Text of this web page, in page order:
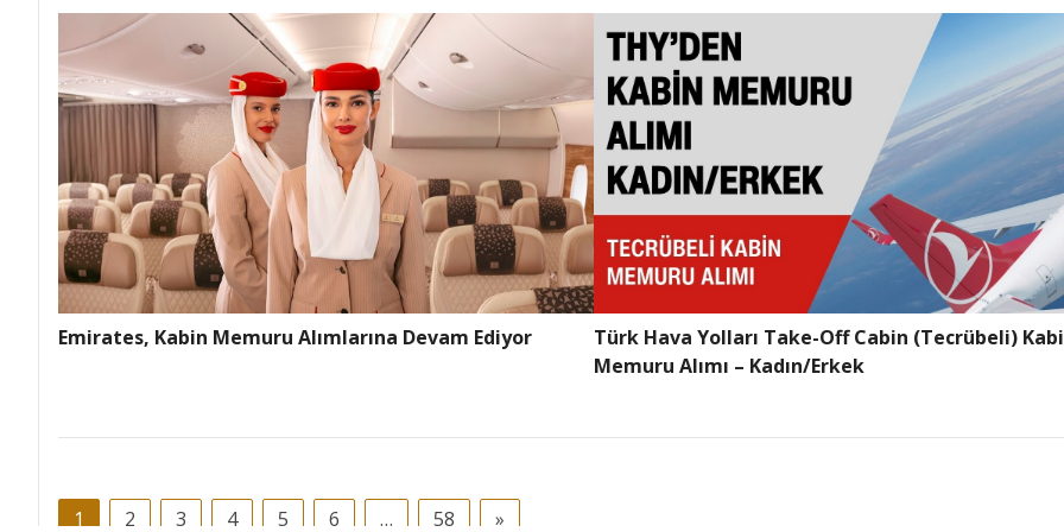
Emirates, Kabin Memuru Alımlarına Devam Ediyor
Türk Hava Yolları Take-Off Cabin (Tecrübeli)
Memuru Alımı – Kadın/Erkek
1 2 3 4 5 6 … 58 »